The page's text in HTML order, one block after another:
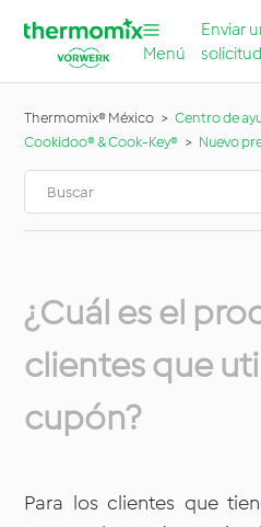
Menú
Enviar
solicitud
Thermomix® México
Centro de
Cookidoo® & Cook-Key®
Nuevo
¿Cuál es el
clientes que
cupón?
Para los clientes que